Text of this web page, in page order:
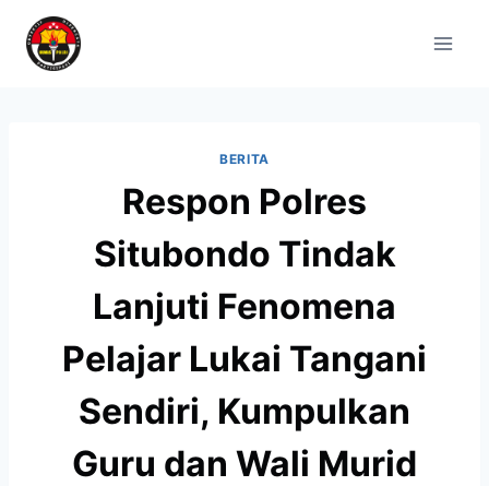
BERITA
Respon Polres
Situbondo Tindak
Lanjuti Fenomena
Pelajar Lukai Tangani
Sendiri, Kumpulkan
Guru dan Wali Murid